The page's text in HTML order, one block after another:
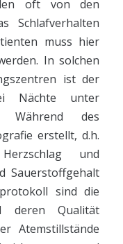
oft von den
Schlafverhalten
muss hier
In solchen
ist der
Nächte unter
Während des
erstellt, d.h.
und
Sauerstoffgehalt
sind die
deren Qualität
Atemstillstände